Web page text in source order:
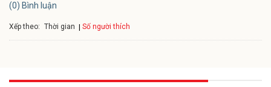
(0) Bình luận
Xếp theo: Thời gian Số người thích